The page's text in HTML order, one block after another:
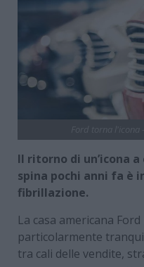
Il ritorno di un’icona
spina pochi anni fa è
fibrillazione.
La casa americana
particolarmente
tra cali delle vendite,